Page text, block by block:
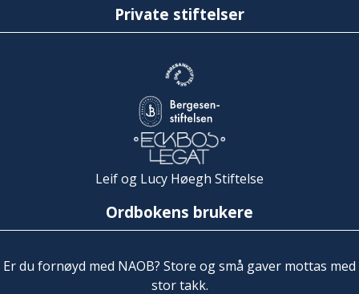
Private stiftelser
Leif og Lucy Høegh Stiftelse
Ordbokens brukere
Er du fornøyd med NAOB? Store og små gaver mottas med
stor takk.